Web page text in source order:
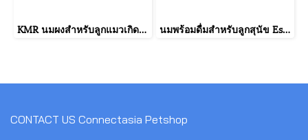
KMR นมผงสำหรับลูกแมวเกิดใหม่ที่กำพร้า นมแม่ไม่พอ มีปัญหาการย่อย หรือป่วยหลังการผ่าตัด (170g.) นมพร้อมดื่มสำหรับลูกสุนัข Esbilac (340 กรัม)
CONTACT US Connectasia Petshop